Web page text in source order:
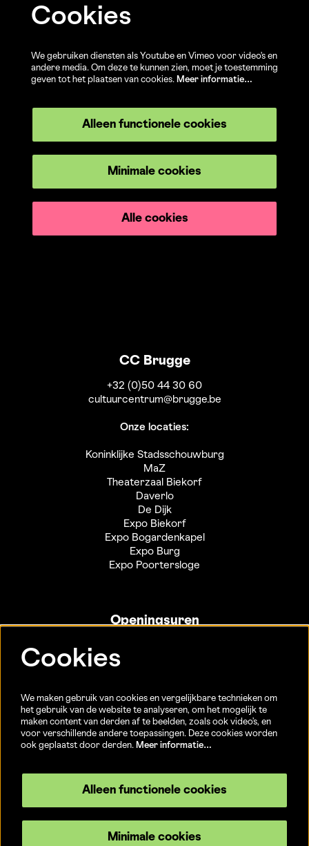
Cookies
We gebruiken diensten als Youtube en Vimeo voor video's en
andere media. Om deze te kunnen zien, moet je toestemming
geven tot het plaatsen van cookies. Meer informatie…
Alleen functionele cookies
Minimale cookies
Alle cookies
CC Brugge
+32 (0)50 44 30 60
cultuurcentrum@brugge.be
Onze locaties:
Koninklijke Stadsschouwburg
MaZ
Theaterzaal Biekorf
Daverlo
De Dijk
Expo Biekorf
Expo Bogardenkapel
Expo Burg
Expo Poortersloge
Openingsuren
Sint-Jakobsstraat 20
15/08)
Cookies
We maken gebruik van cookies en vergelijkbare technieken om
het gebruik van de website te analyseren, om het mogelijk te
maken content van derden af te beelden, zoals ook video’s, en
voor verschillende andere toepassingen. Deze cookies worden
ook geplaatst door derden. Meer informatie…
Alleen functionele cookies
Minimale cookies